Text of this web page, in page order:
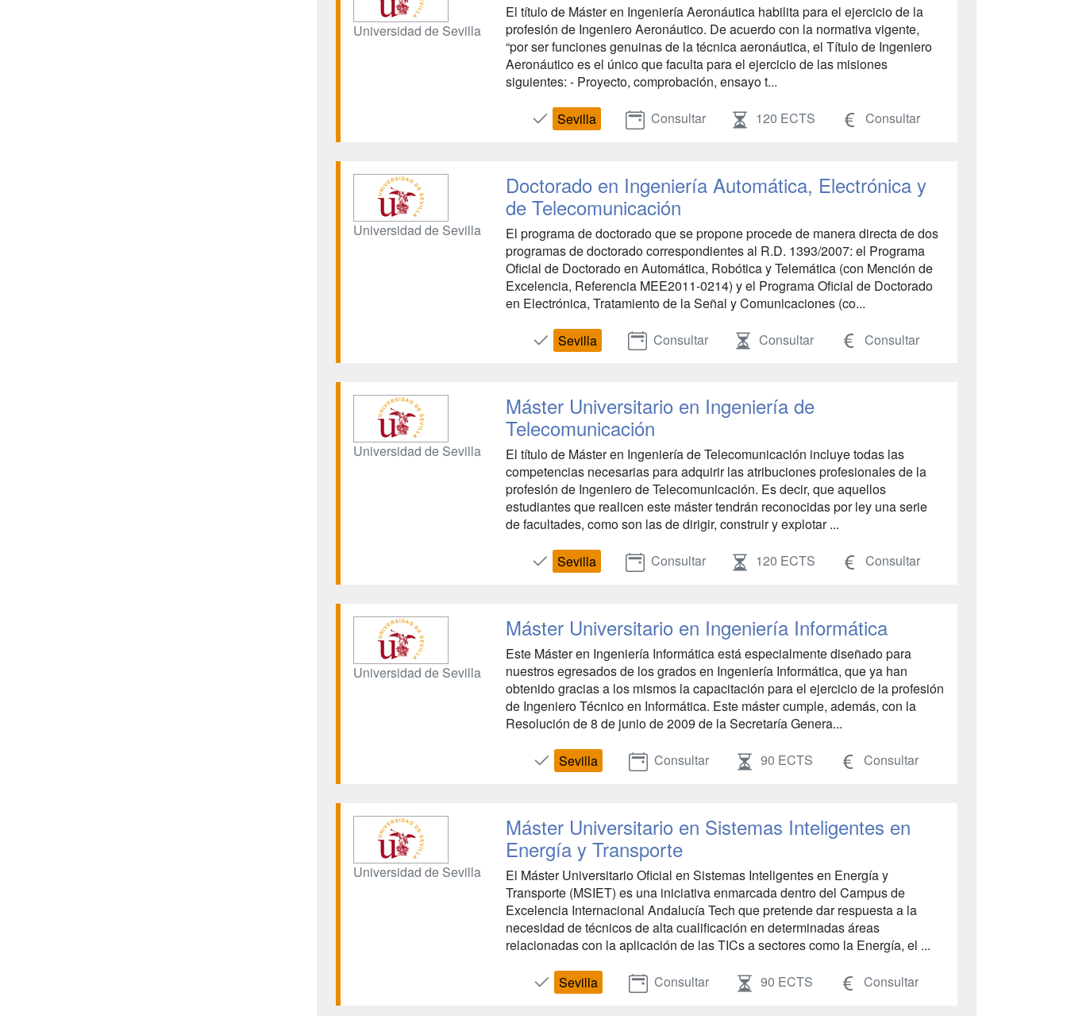
Universidad de Sevilla
El título de Máster en Ingeniería Aeronáutica habilita para el ejercicio de la
profesión de Ingeniero Aeronáutico. De acuerdo con la normativa vigente,
“por ser funciones genuinas de la técnica aeronáutica, el Título de Ingeniero
Aeronáutico es el único que faculta para el ejercicio de las misiones
siguientes: - Proyecto, comprobación, ensayo t...
Sevilla Consultar 120 ECTS Consultar
Universidad de Sevilla
Doctorado en Ingeniería Automática, Electrónica y
de Telecomunicación
El programa de doctorado que se propone procede de manera directa de dos
programas de doctorado correspondientes al R.D. 1393/2007: el Programa
Oficial de Doctorado en Automática, Robótica y Telemática (con Mención de
Excelencia, Referencia MEE2011-0214) y el Programa Oficial de Doctorado
en Electrónica, Tratamiento de la Señal y Comunicaciones (co...
Sevilla Consultar Consultar Consultar
Universidad de Sevilla
Máster Universitario en Ingeniería de
Telecomunicación
El título de Máster en Ingeniería de Telecomunicación incluye todas las
competencias necesarias para adquirir las atribuciones profesionales de la
profesión de Ingeniero de Telecomunicación. Es decir, que aquellos
estudiantes que realicen este máster tendrán reconocidas por ley una serie
de facultades, como son las de dirigir, construir y explotar ...
Sevilla Consultar 120 ECTS Consultar
Universidad de Sevilla
Máster Universitario en Ingeniería Informática
Este Máster en Ingeniería Informática está especialmente diseñado para
nuestros egresados de los grados en Ingeniería Informática, que ya han
obtenido gracias a los mismos la capacitación para el ejercicio de la profesión
de Ingeniero Técnico en Informática. Este máster cumple, además, con la
Resolución de 8 de junio de 2009 de la Secretaría Genera...
Sevilla Consultar 90 ECTS Consultar
Universidad de Sevilla
Máster Universitario en Sistemas Inteligentes en
Energía y Transporte
El Máster Universitario Oficial en Sistemas Inteligentes en Energía y
Transporte (MSIET) es una iniciativa enmarcada dentro del Campus de
Excelencia Internacional Andalucía Tech que pretende dar respuesta a la
necesidad de técnicos de alta cualificación en determinadas áreas
relacionadas con la aplicación de las TICs a sectores como la Energía, el ...
Sevilla Consultar 90 ECTS Consultar